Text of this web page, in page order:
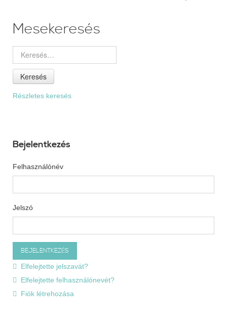
Mesekeresés
Keresés
Részletes keresés
Bejelentkezés
Felhasználónév
Jelszó
Elfelejtette jelszavát?
Elfelejtette felhasználónevét?
Fiók létrehozása